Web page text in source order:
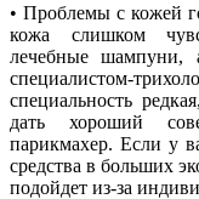
• Проблемы с кожей
кожа слишком
лечебные шампуни,
специалистом-
специальность
дать хороший
парикмахер. Если у
средства в больших
подойдет из-за